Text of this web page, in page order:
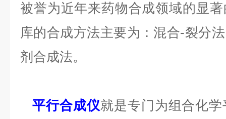
被誉为近年来药物合成领域的显
库的合成方法主要为：混合-裂分
剂合成法。
平行合成仪就是专门为组合化